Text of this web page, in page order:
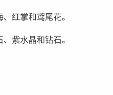
红掌和鸢尾花。
紫水晶和钻石。